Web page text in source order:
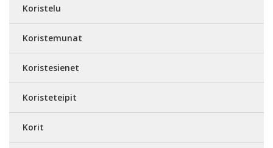
Koristelu
Koristemunat
Koristesienet
Koristeteipit
Korit